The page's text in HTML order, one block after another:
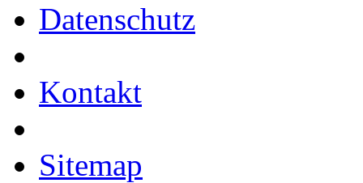
Datenschutz
Kontakt
Sitemap